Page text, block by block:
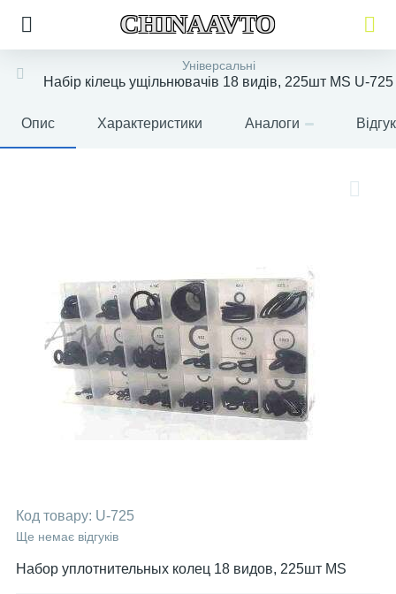
CHINAAVTO
Універсальні
Набір кілець ущільнювачів 18 видів, 225шт MS U-725
Опис Характеристики Аналоги
Код товару: U-725
Ще немає відгуків
Набор уплотнительных колец 18 видов, 225шт MS